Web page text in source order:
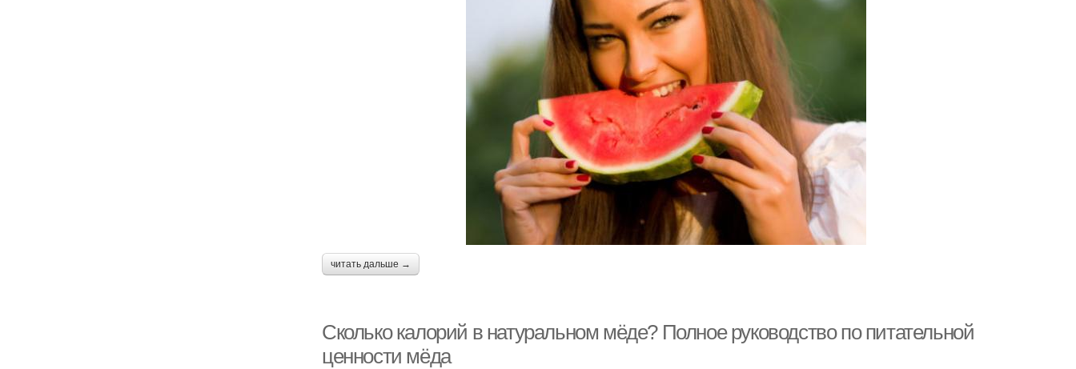
читать дальше →
Сколько калорий в натуральном мёде? Полное руководство по питательной
ценности мёда